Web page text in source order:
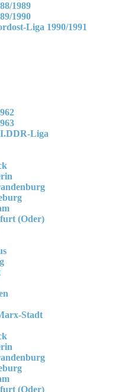
1989
1990
Liga 1990/1991
Liga
(Oder)
Stadt
(Oder)